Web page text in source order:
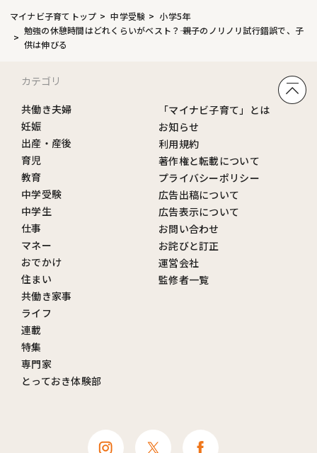
マイナビ子育てトップ 中学受験
小学5年
勉強の休憩時間はどれくらいがベスト？―― 親子のノリノリ試行錯誤で、子
供は伸びる
カテゴリ
共働き夫婦
妊娠
出産・産後
育児
教育
中学受験
中学生
仕事
マネー
おでかけ
住まい
共働き家事
ライフ
連載
特集
専門家
とっておき体験部
「マイナビ子育て」とは
お知らせ
利用規約
著作権と転載について
プライバシーポリシー
広告出稿について
広告表示について
お問い合わせ
お詫びと訂正
運営会社
監修者一覧